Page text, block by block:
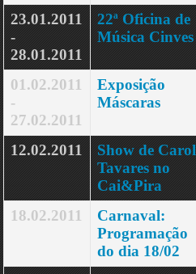
23.01.2011
-
28.01.2011
22ª Oficina de
Música Cinves
01.02.2011
-
27.02.2011
Exposição
Máscaras
12.02.2011
Show de Carol
Tavares no
Cai&Pira
18.02.2011
Carnaval:
Programação
do dia 18/02